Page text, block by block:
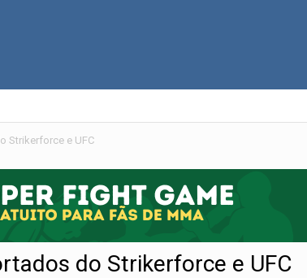
Strikerforce e UFC
do Strikerforce e UFC